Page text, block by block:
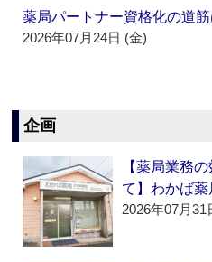
薬局パートナー資格化の道筋
2026年07月24日 (金)
企画
【薬局業務
て】わかば薬
2026年07月31